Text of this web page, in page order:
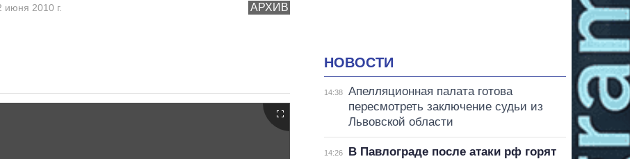
АРХИВ
июня 2010 г.
НОВОСТИ
14:38
Апелляционная палата готова
пересмотреть заключение судьи из
Львовской области
14:26
В Павлограде после атаки рф горят